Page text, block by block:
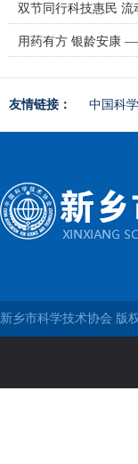
双节同行科技惠民
用药有方 银龄安康
友情链接： 中国科
新乡市科学技术协会 版